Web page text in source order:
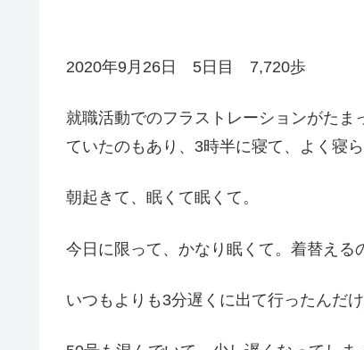
2020年9月26日 5日目 7,720歩
就職活動でのフラストレーションがた
ていたのもあり、3時半に寝て、よく寝
朝起きて、眠くて眠くて。
今日に限って、かなり眠くて。着替える
いつもよりも3分遅くに出て行ったんだ